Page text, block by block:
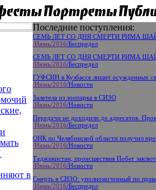
в
Последние поступления:
СЕМЬ ЛЕТ СО ДНЯ СМЕРТИ РИМА
/Июнь/2016/Беспредел
СЕМЬ ЛЕТ СО ДНЯ СМЕРТИ РИМА
/Июнь/2016/Беспредел
ГУФСИН в Кузбассе лишит осужденных
/Июнь/2016/Новости
Залетела из зоопарка в СИЗО
/Июнь/2016/Новости
Передачи не доходили до адресатов.
/Июнь/2016/Беспредел
ОНК по Челябинской области получил
/Июнь/2016/Новости
Таджикистан, происшествия Побег
/Июнь/2016/Новости
Смерть в СИЗО: уполномоченный по
/Июнь/2016/Беспредел